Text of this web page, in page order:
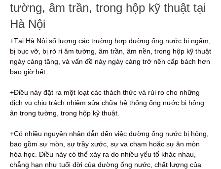
tường, âm trần, trong hộp kỹ thuật tại
Hà Nội
+Tại Hà Nội số lượng các trường hợp đường ống nước bị ngấm,
bị bục vỡ, bị rò rỉ âm tường, âm trần, âm nền, trong hộp kỹ thuật
ngày càng tăng, và vấn đề này ngày càng trở nên cấp bách hơn
bao giờ hết.
+Điều này đặt ra một loạt các thách thức và rủi ro cho những
dịch vụ chịu trách nhiệm sửa chữa hệ thống ống nước bị hỏng
ân trong tường, trong hộp kỹ thuật.
+Có nhiều nguyên nhân dẫn đến việc đường ống nước bị hỏng,
bao gồm sự mòn, sự trầy xước, sự va chạm hoặc sự ăn mòn
hóa học. Điều này có thể xảy ra do nhiều yếu tố khác nhau,
chẳng hạn như tuổi đời của đường ống nước, chất lượng của